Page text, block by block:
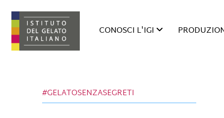
CONOSCI L'IGI
#GELATOSENZASEGRETI